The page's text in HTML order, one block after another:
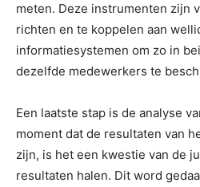
meten. Deze instrumenten zijn
richten en te koppelen aan
informatiesystemen om zo in
dezelfde medewerkers te
Een laatste stap is de analyse
moment dat de resultaten van
zijn, is het een kwestie van de
resultaten halen. Dit word